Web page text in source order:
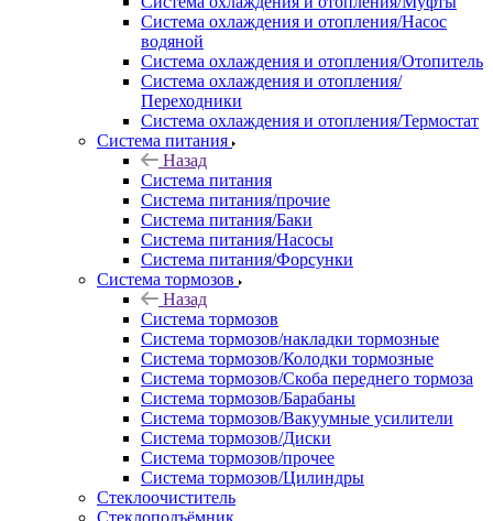
Система охлаждения и отопления/Насос
водяной
Система охлаждения и отопления/Отопитель
Система охлаждения и отопления/
Переходники
Система охлаждения и отопления/Термостат
Система питания
Назад
Система питания
Система питания/прочие
Система питания/Баки
Система питания/Насосы
Система питания/Форсунки
Система тормозов
Назад
Система тормозов
Система тормозов/накладки тормозные
Система тормозов/Колодки тормозные
Система тормозов/Скоба переднего тормоза
Система тормозов/Барабаны
Система тормозов/Вакуумные усилители
Система тормозов/Диски
Система тормозов/прочее
Система тормозов/Цилиндры
Стеклоочиститель
Стеклоподъёмник